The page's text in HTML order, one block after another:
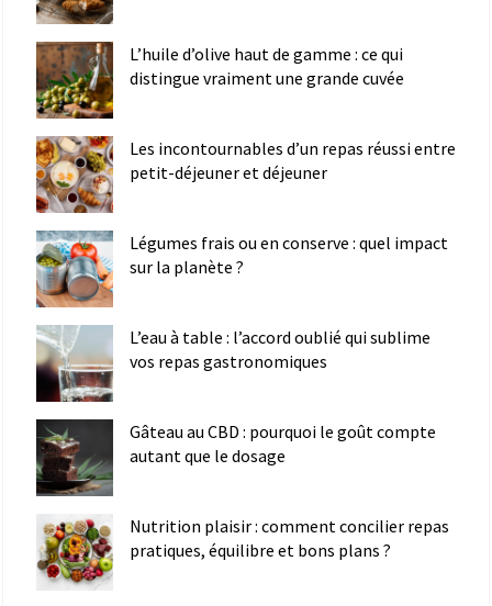
L’huile d’olive haut de gamme : ce qui
distingue vraiment une grande cuvée
Les incontournables d’un repas réussi entre
petit-déjeuner et déjeuner
Légumes frais ou en conserve : quel impact
sur la planète ?
L’eau à table : l’accord oublié qui sublime
vos repas gastronomiques
Gâteau au CBD : pourquoi le goût compte
autant que le dosage
Nutrition plaisir : comment concilier repas
pratiques, équilibre et bons plans ?